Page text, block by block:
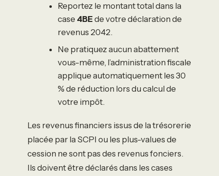
Reportez le montant total dans la
case 4BE de votre déclaration de
revenus 2042.
Ne pratiquez aucun abattement
vous-même, l’administration fiscale
applique automatiquement les 30
% de réduction lors du calcul de
votre impôt.
Les revenus financiers issus de la trésorerie
placée par la SCPI ou les plus-values de
cession ne sont pas des revenus fonciers.
Ils doivent être déclarés dans les cases